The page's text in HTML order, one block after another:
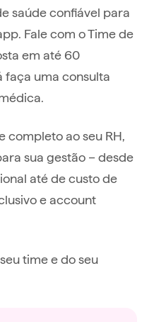
saúde confiável para
Fale com o Time de
em até 60
faça uma consulta
completo ao seu RH,
sua gestão – desde
até de custo de
e account
time e do seu